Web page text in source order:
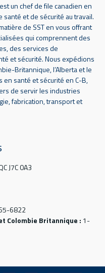
un chef de file canadien en
et de sécurité au travail.
de SST en vous offrant
qui comprennent des
des services de
et sécurité. Nous expédions
Britannique, l’Alberta et le
santé et sécurité en C-B,
de servir les industries
fabrication, transport et
J7C 0A3
6822
Colombie Britannique : 1-